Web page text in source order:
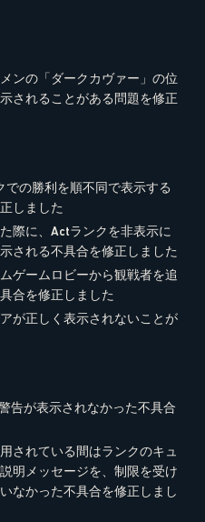
ンの「ダークカヴァー」の位
されることがある問題を修正
の勝利を順不同で表示する
しました
際に、Actランクを非表示に
される不具合を修正しました
ゲームロビーから観戦者を追
合を修正しました
が正しく表示されないことが
告が表示されなかった不具合
されている間はランクのキュ
明メッセージを、制限を受け
なかった不具合を修正しまし